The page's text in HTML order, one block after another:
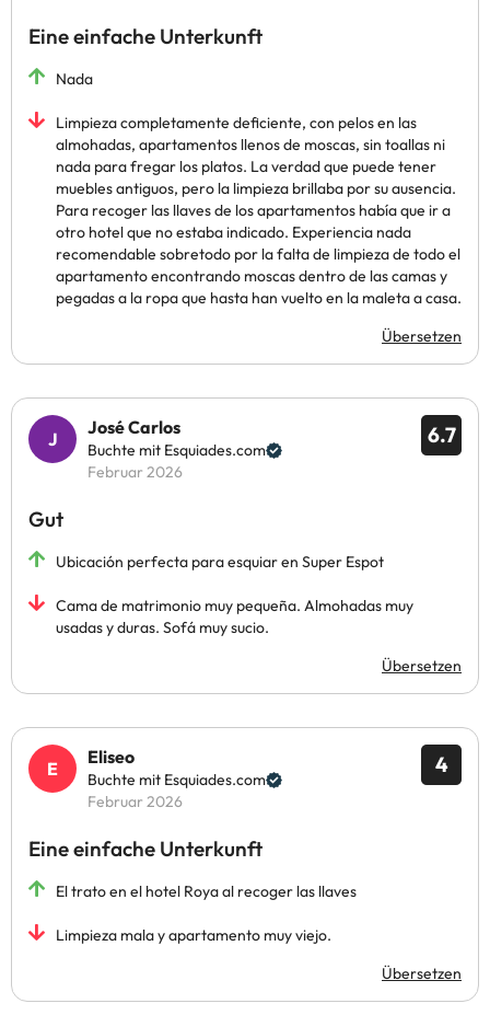
Eine einfache Unterkunft
Nada
Limpieza completamente deficiente, con pelos en las
almohadas, apartamentos llenos de moscas, sin toallas ni
nada para fregar los platos. La verdad que puede tener
muebles antiguos, pero la limpieza brillaba por su ausencia.
Para recoger las llaves de los apartamentos había que ir a
otro hotel que no estaba indicado. Experiencia nada
recomendable sobretodo por la falta de limpieza de todo el
apartamento encontrando moscas dentro de las camas y
pegadas a la ropa que hasta han vuelto en la maleta a casa.
Übersetzen
6.7
José Carlos
Buchte mit Esquiades.com
Februar 2026
Gut
Ubicación perfecta para esquiar en Super Espot
Cama de matrimonio muy pequeña. Almohadas muy
usadas y duras. Sofá muy sucio.
Übersetzen
4
Eliseo
Buchte mit Esquiades.com
Februar 2026
Eine einfache Unterkunft
El trato en el hotel Roya al recoger las llaves
Limpieza mala y apartamento muy viejo.
Übersetzen